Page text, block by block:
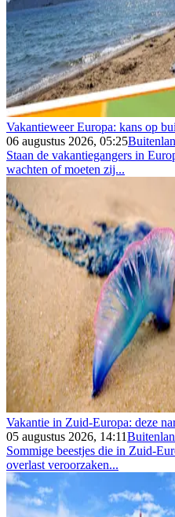
Vakantieweer Europa: kans op
06 augustus 2026, 05:25
Staan de vakantiegangers in
wachten of moeten zij...
Vakantie in Zuid-Europa: deze
05 augustus 2026, 14:11
Sommige beestjes die in Zuid-
overlast veroorzaken...